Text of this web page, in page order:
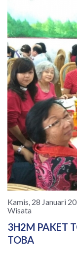
Kamis, 28 Januari
Wisata
3H2M PAKET
TOBA